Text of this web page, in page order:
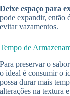
Deixe espaço para
pode expandir, então
evitar vazamentos.
Tempo de
Para preservar o
o ideal é consumir o
possa durar mais
alterações na textura